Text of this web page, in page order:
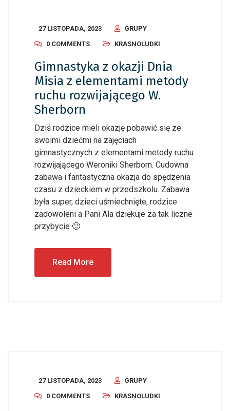
27 LISTOPADA, 2023
GRUPY
0 COMMENTS
KRASNOLUDKI
Gimnastyka z okazji Dnia
Misia z elementami metody
ruchu rozwijającego W.
Sherborn
Dziś rodzice mieli okazję pobawić się ze
swoimi dziećmi na zajęciach
gimnastycznych z elementami metody ruchu
rozwijającego Weroniki Sherborn. Cudowna
zabawa i fantastyczna okazja do spędzenia
czasu z dzieckiem w przedszkolu. Zabawa
była super, dzieci uśmiechnięte, rodzice
zadowoleni a Pani Ala dziękuje za tak liczne
przybycie 🙂
Read More
27 LISTOPADA, 2023
GRUPY
0 COMMENTS
KRASNOLUDKI